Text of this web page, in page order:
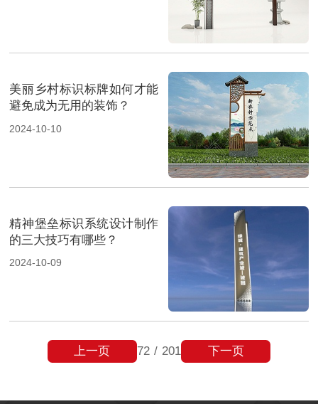
美丽乡村标识标牌如何才能
避免成为无用的装饰？
2024-10-10
精神堡垒标识系统设计制作
的三大技巧有哪些？
2024-10-09
72 / 201
上一页 下一页